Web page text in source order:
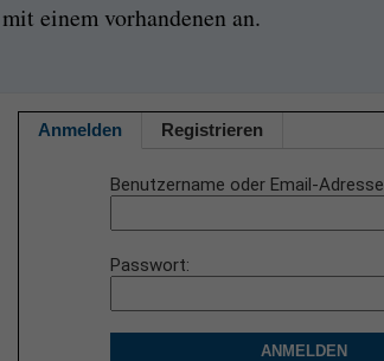
einem vorhandenen an.
Anmelden Registrieren
Benutzername oder Email-Adresse
Passwort
ANMELDEN